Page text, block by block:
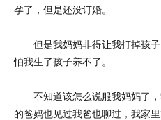
孕了，但是还没订婚。
但是我妈妈非得让我打掉孩子
怕我生了孩子养不了。
不知道该怎么说服我妈妈了，
的爸妈也见过我爸也聊过，我家里